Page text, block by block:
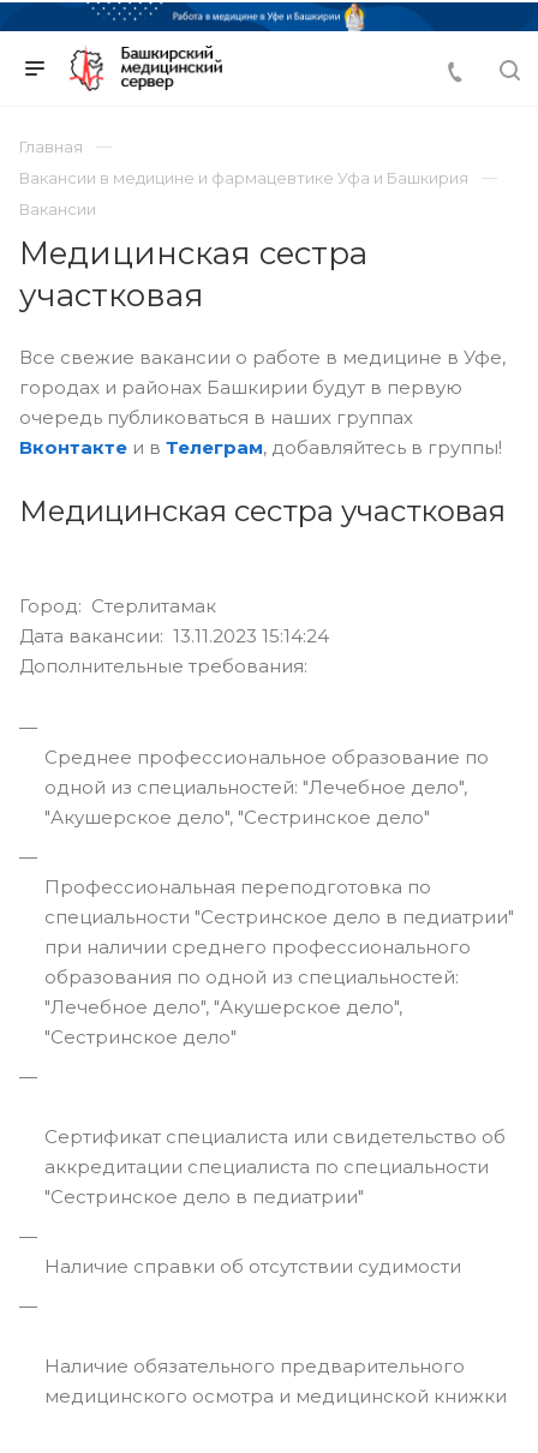
Главная
Вакансии в медицине и фармацевтике Уфа и Башкирия
Вакансии
Медицинская сестра
участковая
Все свежие вакансии о работе в медицине в Уфе,
городах и районах Башкирии будут в первую
очередь публиковаться в наших группах
Вконтакте и в Телеграм, добавляйтесь в группы!
Медицинская сестра участковая
Город: Стерлитамак
Дата вакансии: 13.11.2023 15:14:24
Дополнительные требования:
Среднее профессиональное образование по
одной из специальностей: "Лечебное дело",
"Акушерское дело", "Сестринское дело"
Профессиональная переподготовка по
специальности "Сестринское дело в педиатрии"
при наличии среднего профессионального
образования по одной из специальностей:
"Лечебное дело", "Акушерское дело",
"Сестринское дело"
Сертификат специалиста или свидетельство об
аккредитации специалиста по специальности
"Сестринское дело в педиатрии"
Наличие справки об отсутствии судимости
Наличие обязательного предварительного
медицинского осмотра и медицинской книжки